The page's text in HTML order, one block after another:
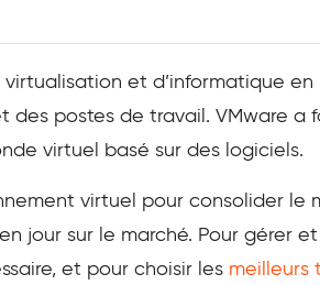
et d’informatique
des postes de travail. VMware a
virtuel basé sur des logiciels.
virtuel pour consolider le
jour sur le marché. Pour gérer
et pour choisir les meilleurs